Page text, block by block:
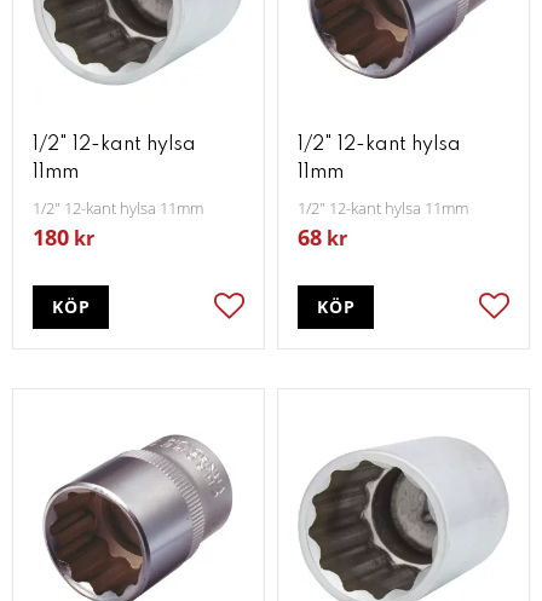
1/2" 12-kant hylsa
11mm
1/2" 12-kant hylsa 11mm
180 kr
Lägg till i favoriter
KÖP
1/2" 12-kant hylsa
11mm
1/2" 12-kant hylsa 11mm
68 kr
KÖP